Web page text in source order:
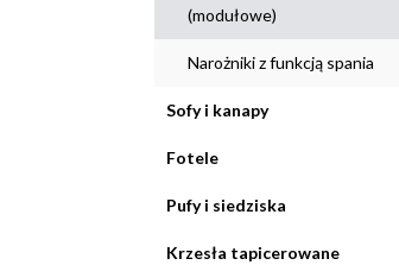
(modułowe)
Narożniki z funkcją spania
Sofy i kanapy
Fotele
Pufy i siedziska
Krzesła tapicerowane